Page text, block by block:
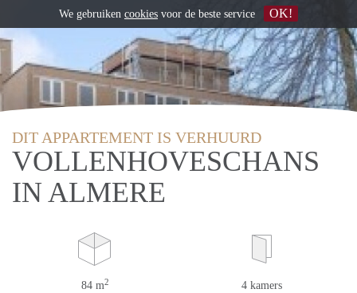
DIT APPARTEMENT IS VERHUURD
VOLLENHOVESCHANS
IN ALMERE
84 m2 4 kamers
We gebruiken cookies voor de beste service OK!